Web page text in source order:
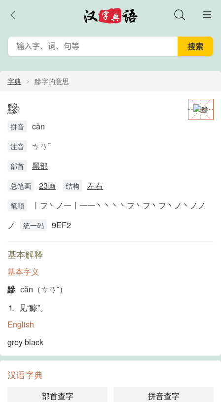
字典 黲字的意思
黲
拼音 cǎn
注音 ㄘㄢˇ
部首 黑部
总笔画 23画 结构 左右
笔顺
丨フ丶ノ一丨一一丶丶丶丶フ丶フ丶フ丶ノ丶ノノ
ノ
统一码 9EF2
基本解释
基本字义
黲 cǎn（ㄘㄢˇ）
⒈ 见“黪”。
English
grey black
汉语字典
部首查字 拼音查字